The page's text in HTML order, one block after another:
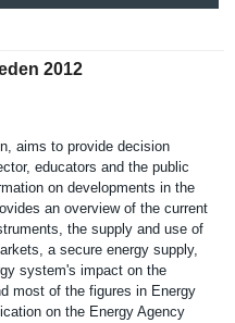
2012
aims to provide decision
educators and the public
on developmen­ts in the
an overview of the current
the supply and use of
a secure energy supply,
system's impact on the
most of the figures in Energy
on the Energy Agency